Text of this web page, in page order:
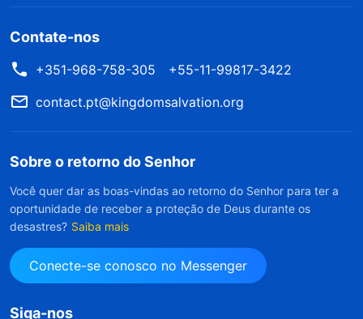
Contate-nos
+351-968-758-305
+55-11-99817-3422
contact.pt@kingdomsalvation.org
Sobre o retorno do Senhor
Você quer dar as boas-vindas ao retorno do Senhor para ter a
oportunidade de receber a proteção de Deus durante os
desastres? Saiba mais
Conecte-se conosco no Messenger
Siga-nos